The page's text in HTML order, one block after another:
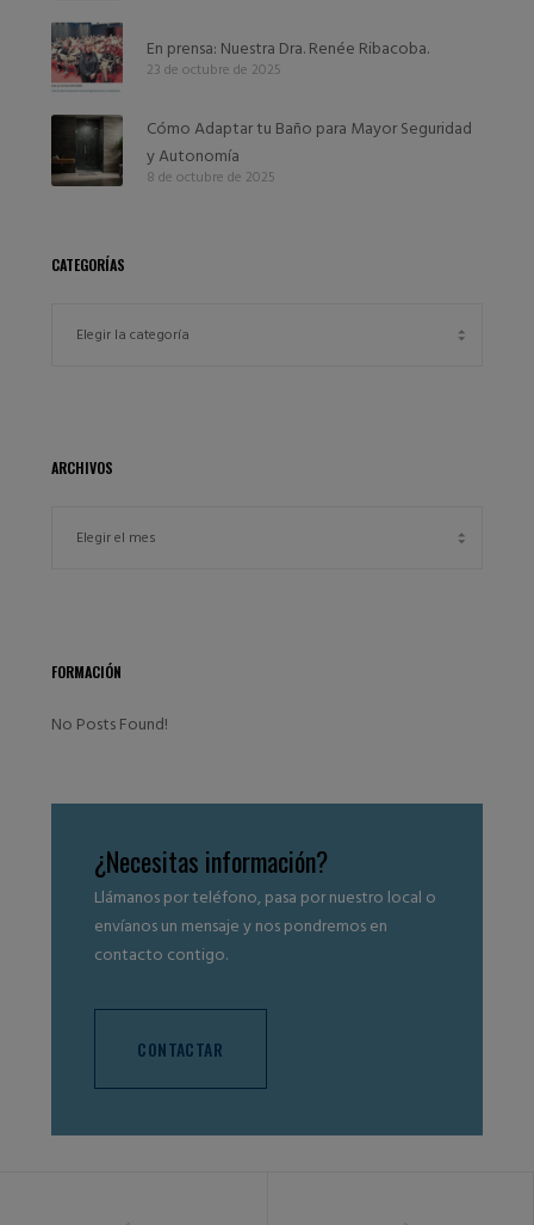
En prensa: Nuestra Dra. Renée Ribacoba.
23 de octubre de 2025
Cómo Adaptar tu Baño para Mayor Seguridad
y Autonomía
8 de octubre de 2025
CATEGORÍAS
ARCHIVOS
FORMACIÓN
No Posts Found!
¿Necesitas información?
Llámanos por teléfono, pasa por nuestro local o
envíanos un mensaje y nos pondremos en
contacto contigo.
CONTACTAR